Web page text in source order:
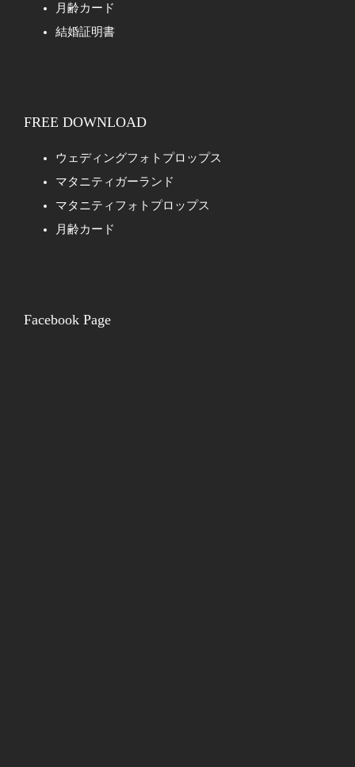
月齢カード
結婚証明書
FREE DOWNLOAD
ウェディングフォトプロップス
マタニティガーランド
マタニティフォトプロップス
月齢カード
Facebook Page